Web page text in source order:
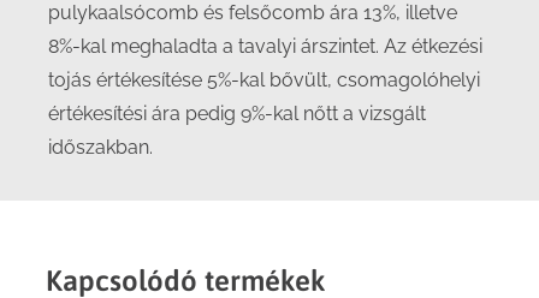
pulykaalsócomb és felsőcomb ára 13%, illetve
8%-kal meghaladta a tavalyi árszintet. Az étkezési
tojás értékesítése 5%-kal bővült, csomagolóhelyi
értékesítési ára pedig 9%-kal nőtt a vizsgált
időszakban.
Kapcsolódó termékek